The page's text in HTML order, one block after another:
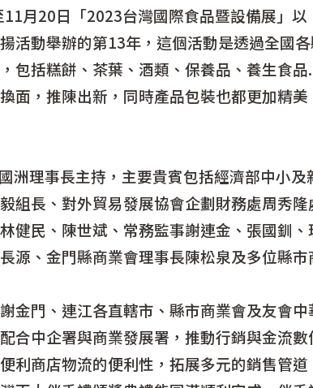
月20日「2023台灣國際食品暨設備展」
活動舉辦的第13年，這個活動是透過全國
包括糕餅、茶葉、酒類、保養品、養生食
面，推陳出新，同時產品包裝也都更加精
理事長主持，主要貴賓包括經濟部中小及
組長、對外貿易發展協會企劃財務處周秀
健民、陳世斌、常務監事謝連金、張國釧
源、金門縣商業會理事長陳松泉及多位縣
門、連江各直轄市、縣市商業會及友會中
合中企署與商業發展署，推動行銷與金流
利商店物流的便利性，拓展多元的銷售管